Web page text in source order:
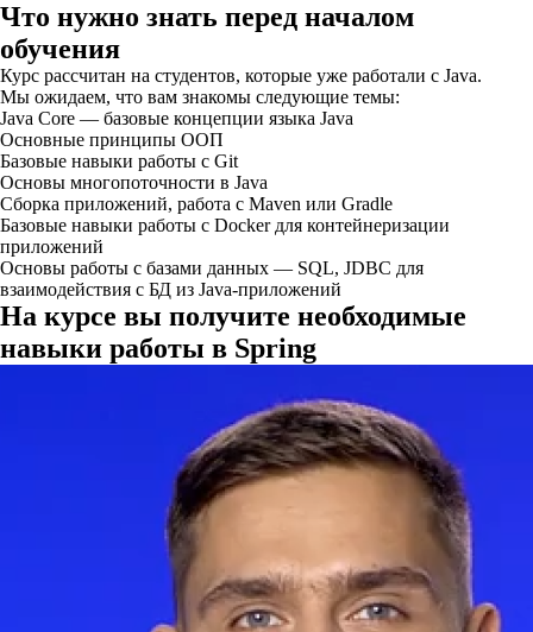
Что нужно знать перед началом
обучения
Курс рассчитан на студентов, которые уже работали с Java.
Мы ожидаем, что вам знакомы следующие темы:
Java Core — базовые концепции языка Java
Основные принципы ООП
Базовые навыки работы с Git
Основы многопоточности в Java
Cборка приложений, работа с Maven или Gradle
Базовые навыки работы с Docker для контейнеризации
приложений
Основы работы с базами данных — SQL, JDBC для
взаимодействия с БД из Java-приложений
На курсе вы получите необходимые
навыки работы в Spring